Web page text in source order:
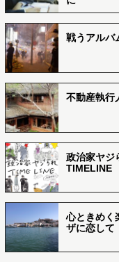
戦うアルバ
不動産執行
政治家ヤジ
TIMELINE
心ときめく
ザに恋して